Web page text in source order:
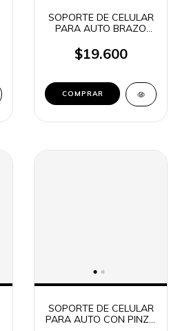
SOPORTE DE CELULAR
PARA AUTO BRAZO
$19.600
SOPORTE DE CELULAR
PARA AUTO CON PINZA